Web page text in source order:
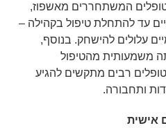
המשתחררים מאשפוז,
לשבועיים עד להתחלת טיפול בקהילה –
עלולים להישחק. בנוסף,
משמעותית מהטיפול
רבים מתקשים להגיע
ותחבורה.
אישית